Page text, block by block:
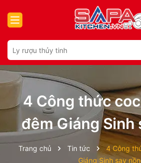
4 Công thức
đêm Giáng Sinh
Trang chủ Tin tức
4 Công
Giáng Sinh say